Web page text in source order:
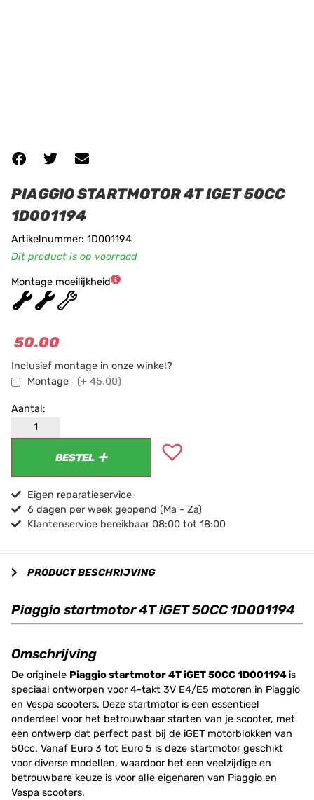
PIAGGIO STARTMOTOR 4T IGET 50CC
1D001194
Artikelnummer: 1D001194
Dit product is op voorraad
Montage moeilijkheid
★★★
50.00
Inclusief montage in onze winkel?
Montage (+ 45.00)
BESTEL
Eigen reparatieservice
6 dagen per week geopend (Ma - Za)
Klantenservice bereikbaar 08:00 tot 18:00
PRODUCT BESCHRIJVING
Piaggio startmotor 4T iGET 50CC 1D001194
Omschrijving
De originele Piaggio startmotor 4T iGET 50CC 1D001194 is
speciaal ontworpen voor 4-takt 3V E4/E5 motoren in Piaggio
en Vespa scooters. Deze startmotor is een essentieel
onderdeel voor het betrouwbaar starten van je scooter, met
een ontwerp dat perfect past bij de iGET motorblokken van
50cc. Vanaf Euro 3 tot Euro 5 is deze startmotor geschikt
voor diverse modellen, waardoor het een veelzijdige en
betrouwbare keuze is voor alle eigenaren van Piaggio en
Vespa scooters.